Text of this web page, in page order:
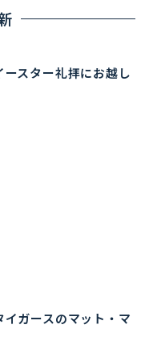
スター礼拝にお越し
ガースのマット・マ